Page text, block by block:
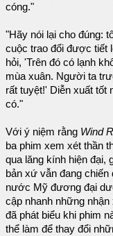
cóng."
"Hãy nói lại cho đúng:
cuộc trao đổi được tiết
hỏi, 'Trên đó có lạnh
mùa xuân. Người ta
rất tuyệt!' Diễn xuất tốt
có."
Với ý niệm rằng Wind
ba phim xem xét thần
qua lăng kính hiện đại,
bản xứ vẫn đang
nước Mỹ đương đại
cập nhanh những
đã phát biểu khi phim
thể làm để thay đổi